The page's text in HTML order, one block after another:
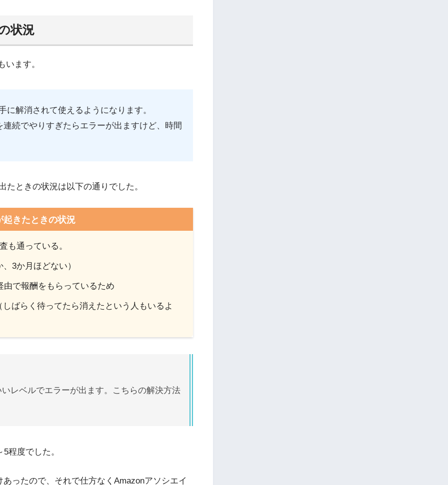
状況
ます。
解消されて使えるようになります。
続でやりすぎたらエラーが出ますけど、時間
ときの状況は以下の通りでした。
きたときの状況
も通っている。
3か月ほどない）
由で報酬をもらっているため
ばらく待ってたら消えたという人もいるよ
レベルでエラーが出ます。こちらの解決方法
程度でした。
ったので、それで仕方なくAmazonアソシエイ